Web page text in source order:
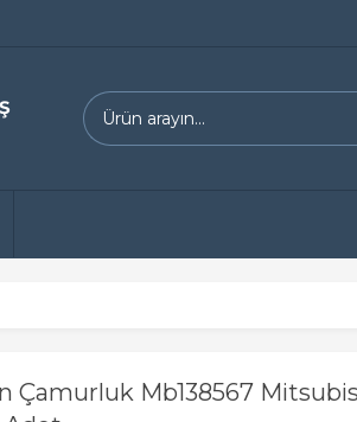
Çamurluk Mb138567